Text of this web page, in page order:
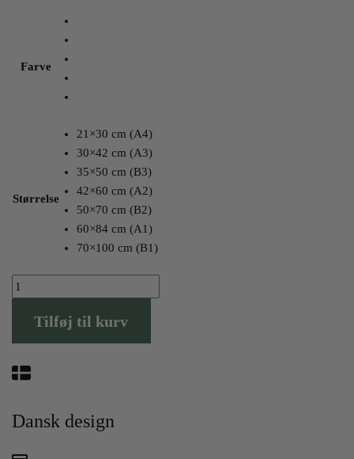
Farve
Størrelse
21×30 cm (A4)
30×42 cm (A3)
35×50 cm (B3)
42×60 cm (A2)
50×70 cm (B2)
60×84 cm (A1)
70×100 cm (B1)
Rønne
Plakaten
antalTilføj til kurv
Dansk design